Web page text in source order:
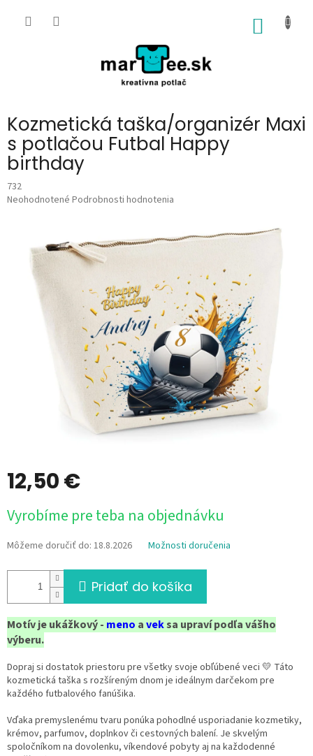
Kozmetická taška/organizér Maxi
s potlačou Futbal Happy
birthday
732
Priemerné
Neohodnotené Podrobnosti hodnotenia
12,50 €
cena:
Vyrobíme pre teba na objednávku
Môžeme doručiť do: 18.8.2026 Možnosti doručenia
Pridať do košíka
Motív je ukážkový - meno aveksa upraví podľa vášho
výberu.
Dopraj si dostatok priestoru pre všetky svoje obľúbené veci 💛 Táto
kozmetická taška s rozšíreným dnom je ideálnym darčekom pre
každého futbalového fanúšika.
Vďaka premyslenému tvaru ponúka pohodlné usporiadanie kozmetiky,
krémov, parfumov, doplnkov či cestovných balení. Je skvelým
spoločníkom na dovolenku, víkendové pobyty aj na každodenné